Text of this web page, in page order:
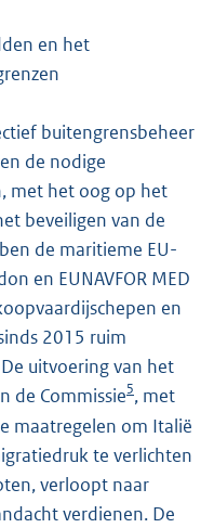
en het
buitengrensbeheer
de nodige
met het oog op het
beveiligen van de
de maritieme EU-
en EUNAVFOR MED
en
2015 ruim
uitvoering van het
de Commissie5, met
maatregelen om Italië
te verlichten
verloopt naar
verdienen. De